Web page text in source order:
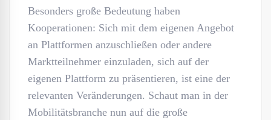
Besonders große Bedeutung haben
Kooperationen: Sich mit dem eigenen Angebot
an Plattformen anzuschließen oder andere
Marktteilnehmer einzuladen, sich auf der
eigenen Plattform zu präsentieren, ist eine der
relevanten Veränderungen. Schaut man in der
Mobilitätsbranche nun auf die große